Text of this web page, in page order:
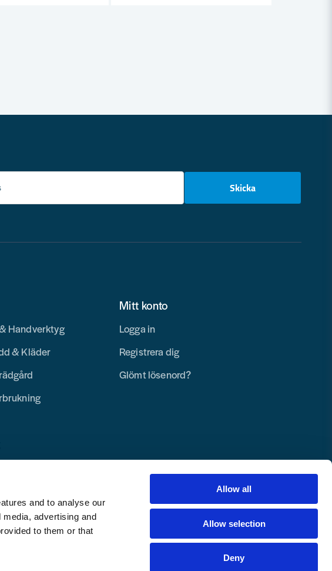
and to analyse our
advertising and
to them or that
Allow all
Allow selection
Deny
Skicka
Handverktyg
& Kläder
Mitt konto
Logga in
Registrera dig
Glömt lösenord?
Copyright © 2025 Toolab Verktyg AB.